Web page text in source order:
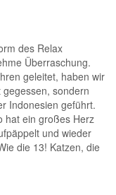
des Relax
Überraschung.
geleitet, haben wir
sondern
Indonesien geführt.
hat ein großes Herz
und wieder
die 13! Katzen, die